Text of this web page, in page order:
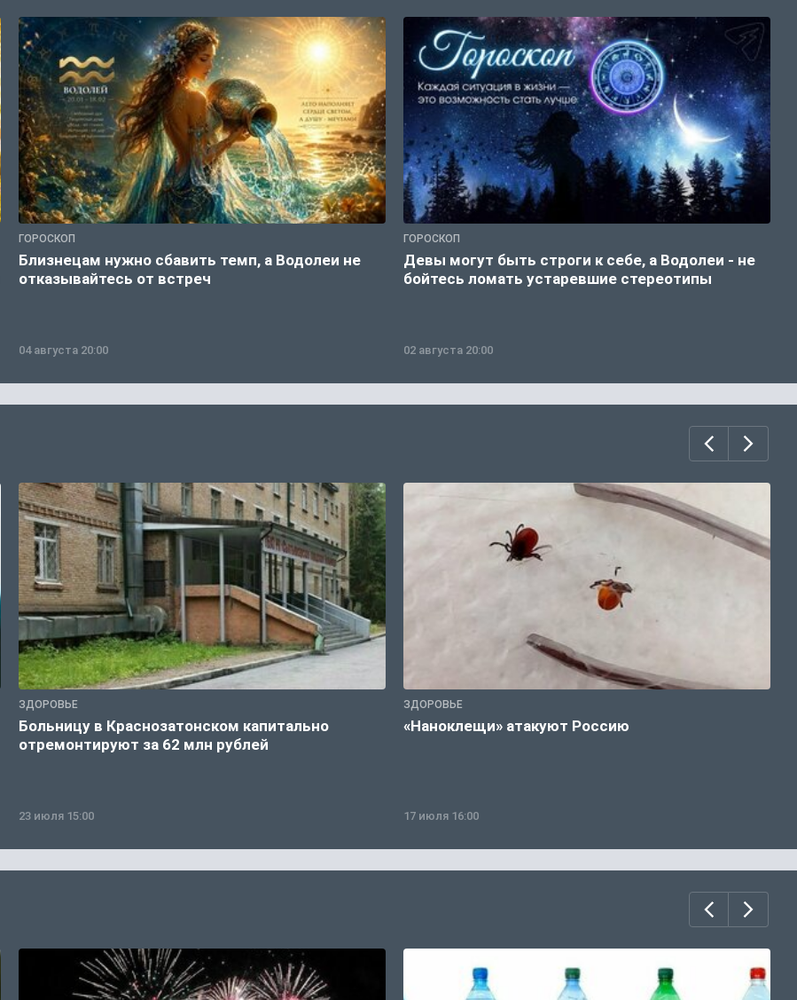
ГОРОСКОП
Близнецам нужно сбавить темп, а Водолеи не
отказывайтесь от встреч
04 августа 20:00
ГОРОСКОП
Девы могут быть строги к себе, а Водолеи - не
бойтесь ломать устаревшие стереотипы
02 августа 20:00
ЗДОРОВЬЕ
Больницу в Краснозатонском капитально
отремонтируют за 62 млн рублей
23 июля 15:00
ЗДОРОВЬЕ
«Наноклещи» атакуют Россию
17 июля 16:00